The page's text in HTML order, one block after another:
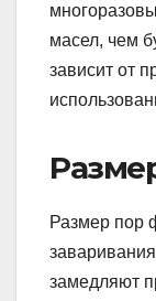
масел, чем
зависит от
Размер пор
замедляют